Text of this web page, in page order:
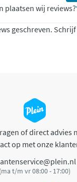
plaatsen wij reviews?
geschreven.
of direct advies
op met onze
(ma t/m vr 08:00 - 17:00)